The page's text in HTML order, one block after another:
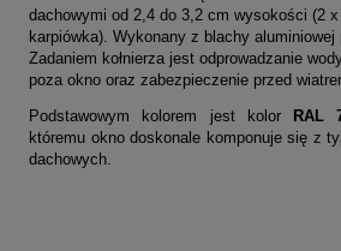
dachowymi od 2,4 do 3,2 cm wysokości (2
karpiówka). Wykonany z blachy
Zadaniem kołnierza jest odprowadzanie
poza okno oraz zabezpieczenie przed
Podstawowym kolorem jest kolor
RAL
któremu okno doskonale komponuje się z
dachowych.